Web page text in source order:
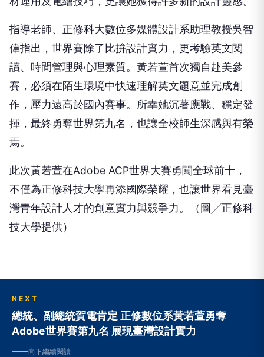
指導老師、正修科大數位多媒體設計系助理教授吳智
偉指出，世界賽除了比拚設計實力，更考驗英文閱
讀、時間管理與心理素質。黃若萱首次獨自赴美參
賽，必須在陌生環境中快速理解英文題意並完成創
作，壓力遠高於國內賽事。所幸她沉著應戰、穩定發
揮，最終勇奪世界第九名，也讓全校師生深感與有榮
焉。
此次黃若萱在Adobe ACP世界大賽勇闖全球前十，
不僅為正修科技大學再添國際榮耀，也讓世界看見臺
灣青年設計人才的創意實力與競爭力。（圖╱正修科
技大學提供）
NEXT
總統、副總統賀電肯定 正修數位系黃若萱勇奪
Adobe世界賽第九名 展現臺灣設計實力
向下繼續閱讀